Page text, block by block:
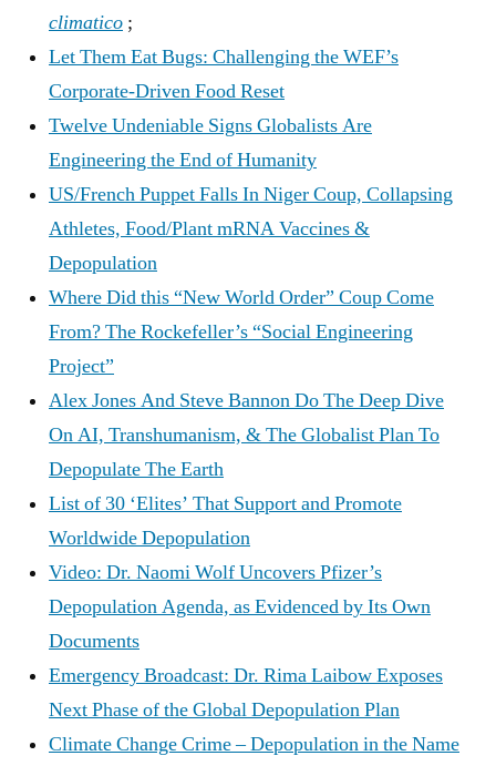
climatico ;
Let Them Eat Bugs: Challenging the WEF’s
Corporate-Driven Food Reset
Twelve Undeniable Signs Globalists Are
Engineering the End of Humanity
US/French Puppet Falls In Niger Coup, Collapsing
Athletes, Food/Plant mRNA Vaccines &
Depopulation
Where Did this “New World Order” Coup Come
From? The Rockefeller’s “Social Engineering
Project”
Alex Jones And Steve Bannon Do The Deep Dive
On AI, Transhumanism, & The Globalist Plan To
Depopulate The Earth
List of 30 ‘Elites’ That Support and Promote
Worldwide Depopulation
Video: Dr. Naomi Wolf Uncovers Pfizer’s
Depopulation Agenda, as Evidenced by Its Own
Documents
Emergency Broadcast: Dr. Rima Laibow Exposes
Next Phase of the Global Depopulation Plan
Climate Change Crime – Depopulation in the Name